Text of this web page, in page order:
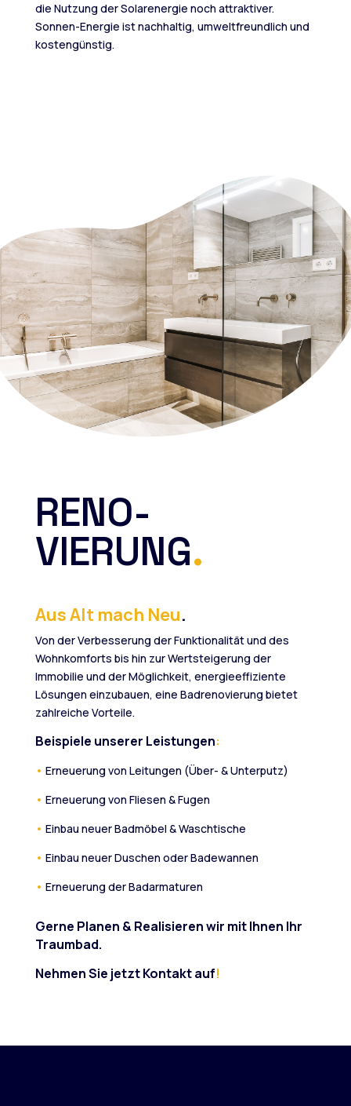
die Nutzung der Solarenergie noch attraktiver.
Sonnen-Energie ist nachhaltig, umweltfreundlich und
kostengünstig.
RENO-
VIERUNG.
Aus Alt mach Neu.
Von der Verbesserung der Funktionalität und des
Wohnkomforts bis hin zur Wertsteigerung der
Immobilie und der Möglichkeit, energieeffiziente
Lösungen einzubauen, eine Badrenovierung bietet
zahlreiche Vorteile.
Beispiele unserer Leistungen:
• Erneuerung von Leitungen (Über- & Unterputz)
• Erneuerung von Fliesen & Fugen
• Einbau neuer Badmöbel & Waschtische
• Einbau neuer Duschen oder Badewannen
• Erneuerung der Badarmaturen
Gerne Planen & Realisieren wir mit Ihnen Ihr
Traumbad.
Nehmen Sie jetzt Kontakt auf!